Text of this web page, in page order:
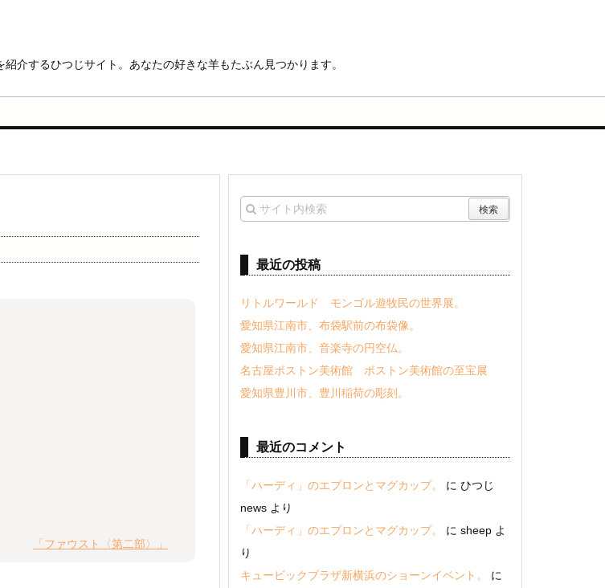
介するひつじサイト。あなたの好きな羊もたぶん見つかります。
「ファウスト〈第二部〉」
最近の投稿
リトルワールド モンゴル遊牧民の世界展。
愛知県江南市、布袋駅前の布袋像。
愛知県江南市、音楽寺の円空仏。
名古屋ボストン美術館 ボストン美術館の至宝展
愛知県豊川市、豊川稲荷の彫刻。
最近のコメント
「ハーディ」のエプロンとマグカップ。 に ひつじ
news より
「ハーディ」のエプロンとマグカップ。
に sheep よ
り
キュービックプラザ新横浜のショーンイベント。
に